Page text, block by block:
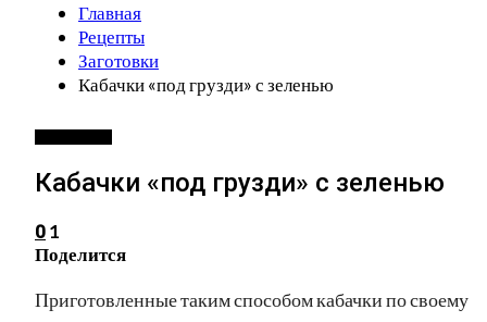
Главная
Рецепты
Заготовки
Кабачки «под грузди» с зеленью
Кабачки «под грузди» с зеленью
0 1
Поделится
Приготовленные таким способом кабачки по своему